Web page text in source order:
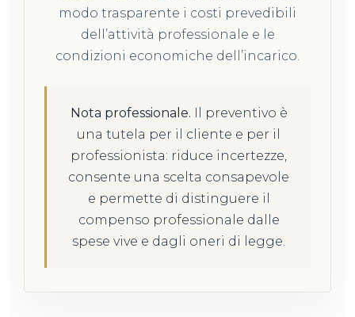
modo trasparente i costi prevedibili
dell’attività professionale e le
condizioni economiche dell’incarico.
Nota professionale. Il preventivo è
una tutela per il cliente e per il
professionista: riduce incertezze,
consente una scelta consapevole
e permette di distinguere il
compenso professionale dalle
spese vive e dagli oneri di legge.